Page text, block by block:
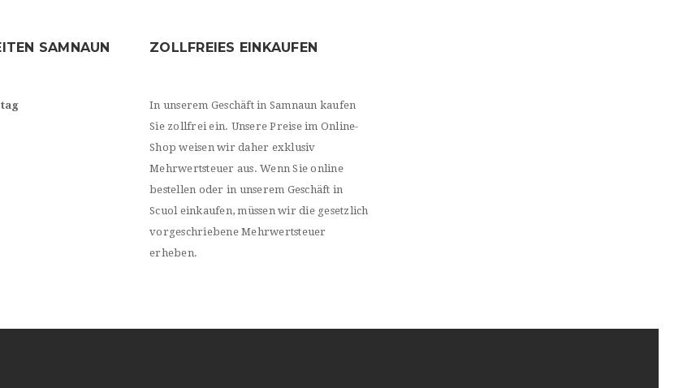
SAMNAUN ZOLLFREIES EINKAUFEN
In unserem Geschäft in Samnaun kaufen
Sie zollfrei ein. Unsere Preise im Online-
Shop weisen wir daher exklusiv
Mehrwertsteuer aus. Wenn Sie online
bestellen oder in unserem Geschäft in
Scuol einkaufen, müssen wir die gesetzlich
vorgeschriebene Mehrwertsteuer
erheben.